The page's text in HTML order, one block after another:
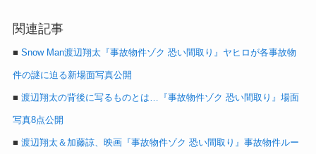
関連記事
■ Snow Man渡辺翔太『事故物件ゾク 恐い間取り』ヤヒロが各事故物
件の謎に迫る新場面写真公開
■ 渡辺翔太の背後に写るものとは…『事故物件ゾク 恐い間取り』場面
写真8点公開
■ 渡辺翔太＆加藤諒、映画『事故物件ゾク 恐い間取り』事故物件ルー